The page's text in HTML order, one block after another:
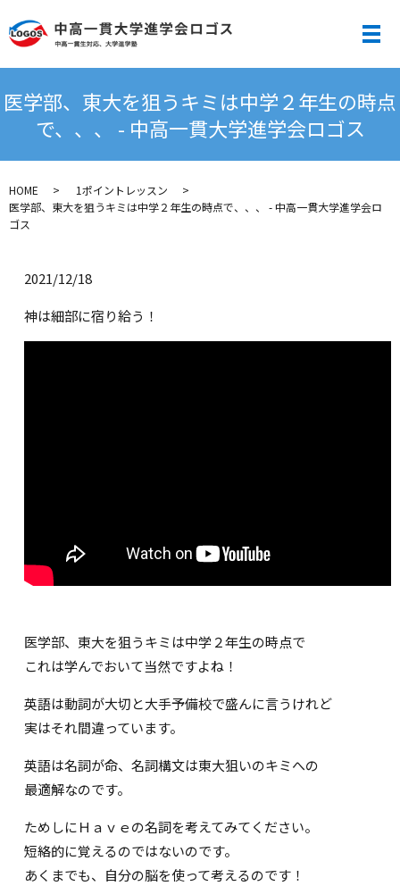
メ
医学部、東大を狙うキミは中学２年生の時点
で、、、 - 中高一貫大学進学会ロゴス
HOME
1ポイントレッスン
医学部、東大を狙うキミは中学２年生の時点で、、、 - 中高一貫大学進学会ロ
ゴス
2021/12/18
神は細部に宿り給う！
医学部、東大を狙うキミは中学２年生の時点で
これは学んでおいて当然ですよね！
英語は動詞が大切と大手予備校で盛んに言うけれど
実はそれ間違っています。
英語は名詞が命、名詞構文は東大狙いのキミへの
最適解なのです。
ためしにＨａｖｅの名詞を考えてみてください。
短絡的に覚えるのではないのです。
あくまでも、自分の脳を使って考えるのです！